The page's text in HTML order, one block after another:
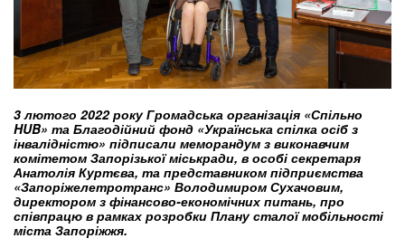
3 лютого 2022 року Громадська організація «Спільно
HUB» та Благодійний фонд «Українська спілка осіб з
інвалідністю» підписали меморандум з виконавчим
комітетом Запорізької міськради, в особі секретаря
Анатолія Куртєва, та представником підприємства
«Запоріжелетротранс» Володимиром Сухачовим,
директором з фінансово-економічних питань, про
співпрацю в рамках розробки Плану сталої мобільності
міста Запоріжжя.